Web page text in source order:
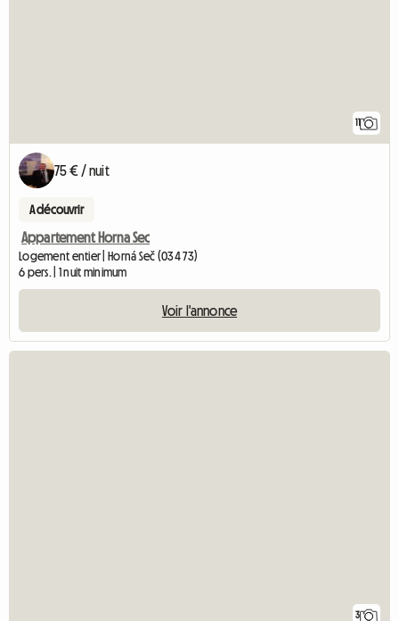
75 € / nuit
A découvrir
Appartement Horna Sec
Logement entier | Horná Seč (034 73)
6 pers. | 1 nuit minimum
Voir l'annonce
3